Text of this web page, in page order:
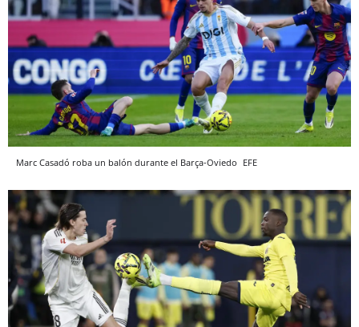
Marc Casadó roba un balón durante el Barça-Oviedo EFE